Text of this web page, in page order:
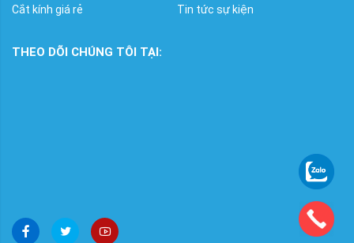
Cắt kính giá rẻ Tin tức sự kiện
THEO DÕI CHÚNG TÔI TẠI: